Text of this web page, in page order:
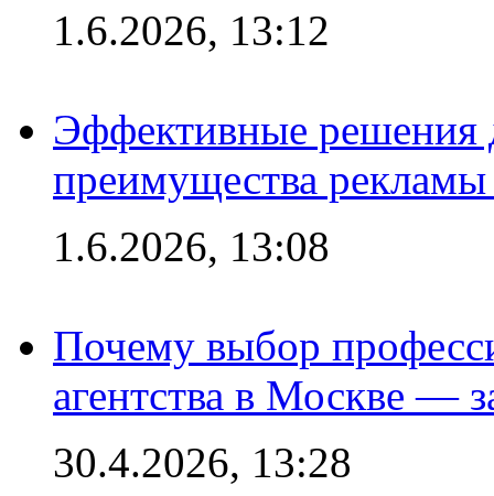
1.6.2026, 13:12
Эффективные решения
преимущества рекламы
1.6.2026, 13:08
Почему выбор
агентства в Москве —
30.4.2026, 13:28